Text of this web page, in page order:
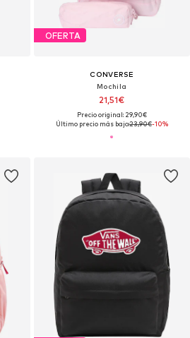
OFERTA
CONVERSE
Mochila
21,51€
Precio original: 29,90€
Último precio más bajo:23,90€-10%